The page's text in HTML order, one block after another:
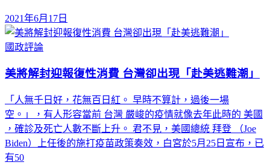
2021年6月17日
國政評論
美將解封迎報復性消費 台灣卻出現「赴美逃難潮」
「人無千日好，花無百日紅。 早時不算計，過後一場
空。」，有人形容當前 台灣 嚴峻的疫情就像去年此時的 美國
，確診及死亡人數不斷上升。 君不見，美國總統 拜登 （Joe
Biden）上任後的施打疫苗政策奏效，白宮於5月25日宣布，已
有50